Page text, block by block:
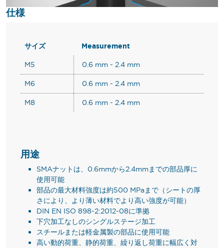
仕様
サイズ Measurement
M5 0.6 mm - 2.4 mm
M6 0.6 mm - 2.4 mm
M8 0.6 mm - 2.4 mm
用途
SMAナットは、0.6mmから2.4mmまでの部品厚に
使用可能
部品の最大材料強度は約500 MPaまで（シートの厚
さにより、より薄い材料でより高い強度が可能）
DIN EN ISO 898-2:2012-08に準拠
下穴加工なしのシングルステージ加工
スチールまたは軽金属製の部品に使用可能
高い動的荷重、静的荷重、繰り返し荷重に幅広く対